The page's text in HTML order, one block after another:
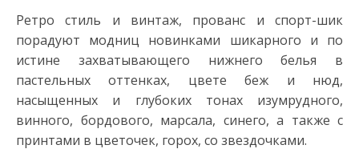
Ретро стиль и винтаж, прованс и спорт-шик
порадуют модниц новинками шикарного и по
истине захватывающего нижнего белья в
пастельных оттенках, цвете беж и нюд,
насыщенных и глубоких тонах изумрудного,
винного, бордового, марсала, синего, а также с
принтами в цветочек, горох, со звездочками.